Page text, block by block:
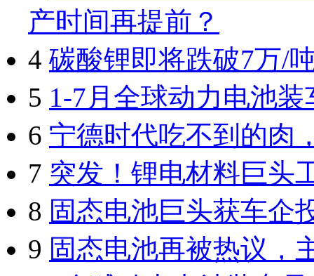
产时间再提前？
4 碳酸锂即将跌破7万/
5 1-7月全球动力电池装
6 宁德时代吃不到的肉
7 突发！锂电材料巨头
8 固态电池巨头获车企
9 固态电池再被热议，